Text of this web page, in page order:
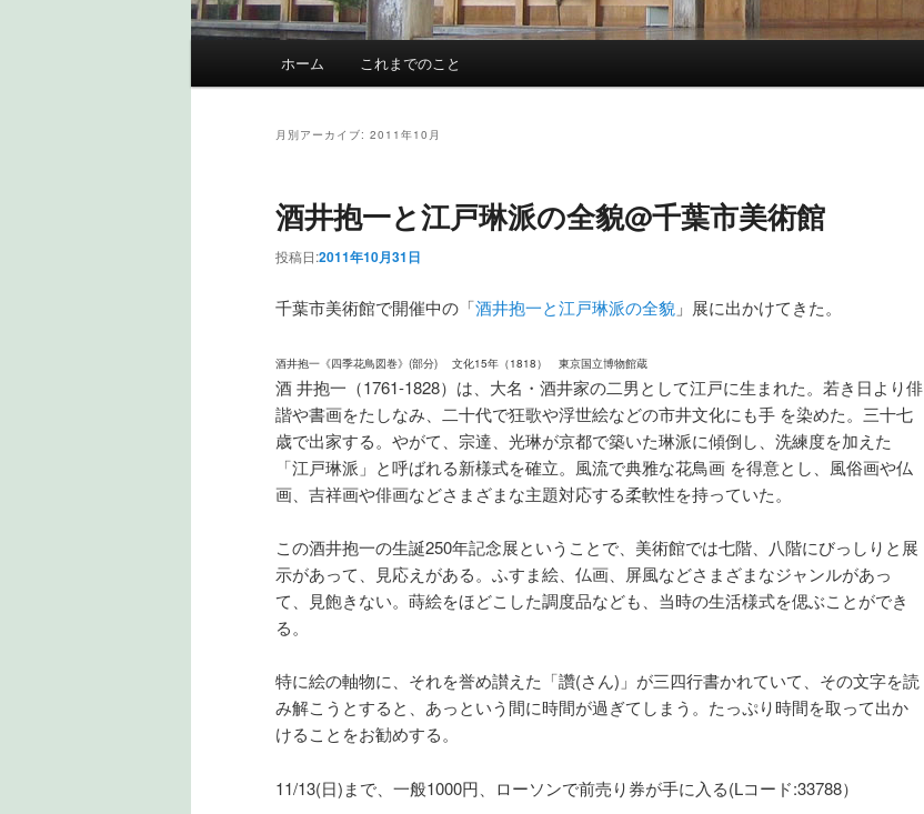
メインコンテンツへ移動
サブコンテンツへ移動
ホーム これまでのこと
月別アーカイブ: 2011年10月
酒井抱一と江戸琳派の全貌@千葉市美術館
投稿日:2011年10月31日
千葉市美術館で開催中の「酒井抱一と江戸琳派の全貌 」展に出かけてきた。
酒井抱一《四季花鳥図巻》(部分) 文化15年（1818） 東京国立博物館蔵
酒 井抱一（1761-1828）は、大名・酒井家の二男として江戸に生まれた。若き日より俳
諧や書画をたしなみ、二十代で狂歌や浮世絵などの市井文化にも手 を染めた。三十七
歳で出家する。やがて、宗達、光琳が京都で築いた琳派に傾倒し、洗練度を加えた
「江戸琳派」と呼ばれる新様式を確立。風流で典雅な花鳥画 を得意とし、風俗画や仏
画、吉祥画や俳画などさまざまな主題対応する柔軟性を持っていた。
この酒井抱一の生誕250年記念展ということで、美術館では七階、八階にびっしりと展
示があって、見応えがある。ふすま絵、仏画、屏風などさまざまなジャンルがあっ
て、見飽きない。蒔絵をほどこした調度品なども、当時の生活様式を偲ぶことができ
る。
特に絵の軸物に、それを誉め讃えた「讚(さん)」が三四行書かれていて、その文字を読
み解こうとすると、あっという間に時間が過ぎてしまう。たっぷり時間を取って出か
けることをお勧めする。
11/13(日)まで、一般1000円、ローソンで前売り券が手に入る(Lコード:33788）